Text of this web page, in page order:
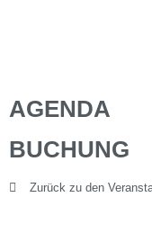
AGENDA
BUCHUNG
Zurück zu den